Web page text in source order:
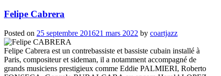
Felipe Cabrera
Posted on 25 septembre 201621 mars 2022 by coartjazz
Felipe Cabrera est un contrebassiste et bassiste cubain installé à
Paris, compositeur et sideman, il a notamment accompagné de
grands musiciens prestigieux comme Eddie PALMIERI, Roberto